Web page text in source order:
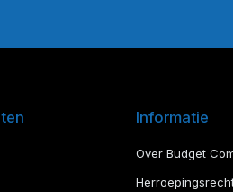
Informatie
Over Budget